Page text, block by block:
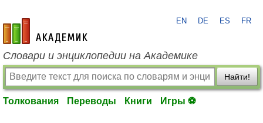
academic.ru
EN DE ES FR
Словари и энциклопедии на Академике
Найти!
Толкования Переводы Книги Игры ⚽